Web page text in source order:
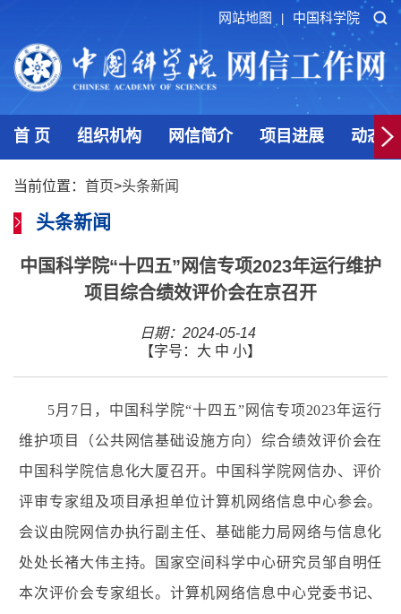
网站地图 中国科学院
首 页 组织机构 网信简介 项目进展 动态
当前位置： 首页>头条新闻
头条新闻
中国科学院“十四五”网信专项2023年运行维护
项目综合绩效评价会在京召开
日期：2024-05-14
【字号： 大 中 小】
5月7日，中国科学院“十四五”网信专项2023年运行
维护项目（公共网信基础设施方向）综合绩效评价会在
中国科学院信息化大厦召开。中国科学院网信办、评价
评审专家组及项目承担单位计算机网络信息中心参会。
会议由院网信办执行副主任、基础能力局网络与信息化
处处长褚大伟主持。国家空间科学中心研究员邹自明任
本次评价会专家组长。计算机网络信息中心党委书记、